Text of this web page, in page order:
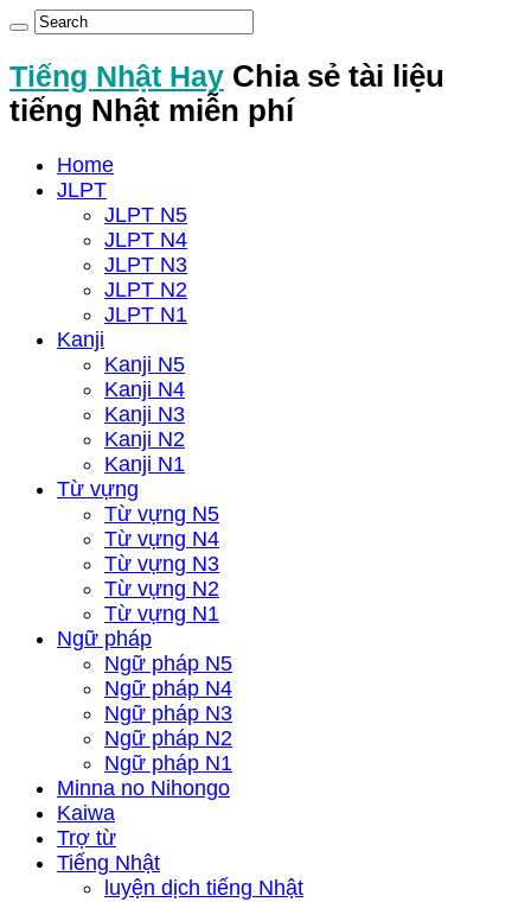
Tiếng Nhật Hay Chia sẻ tài liệu
tiếng Nhật miễn phí
Home
JLPT
JLPT N5
JLPT N4
JLPT N3
JLPT N2
JLPT N1
Kanji
Kanji N5
Kanji N4
Kanji N3
Kanji N2
Kanji N1
Từ vựng
Từ vựng N5
Từ vựng N4
Từ vựng N3
Từ vựng N2
Từ vựng N1
Ngữ pháp
Ngữ pháp N5
Ngữ pháp N4
Ngữ pháp N3
Ngữ pháp N2
Ngữ pháp N1
Minna no Nihongo
Kaiwa
Trợ từ
Tiếng Nhật
luyện dịch tiếng Nhật